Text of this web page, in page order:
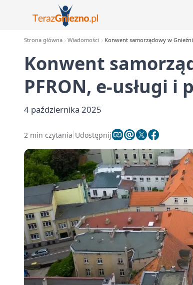
Strona główna Wiadomości Konwent samorządowy w
Konwent
PFRON, e-usługi i
4 października 2025
2 min czytania Udostępnij